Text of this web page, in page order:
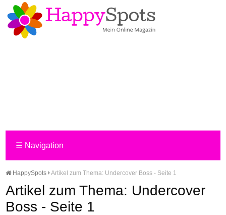
☰ Navigation
HappySpots Artikel zum Thema: Undercover Boss - Seite 1
Artikel zum Thema: Undercover
Boss - Seite 1